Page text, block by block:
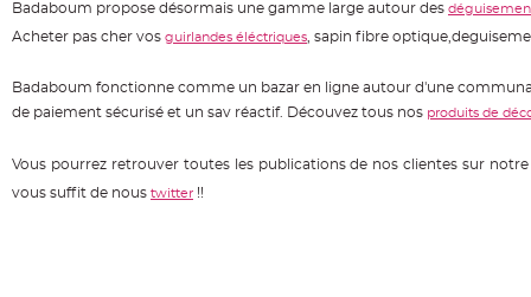
Contenant
à
en
tulle
Badaboum propose désormais une gamme large autour des
Acheter pas cher vos guirlandes éléctriques , sapin fibre
Badaboum fonctionne comme un bazar en ligne autour d'une
de paiement sécurisé et un sav réactif. Découvez tous nos produits de
Vous pourrez retrouver toutes les publications de nos clientes sur
vous suffit de nous twitter !!